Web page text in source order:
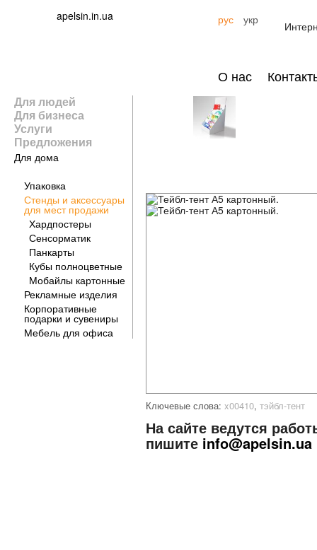
apelsin.in.ua рус укр
О нас
Для людей
Для бизнеса
Услуги
Предложения
Для дома
Упаковка
Стенды и аксессуары
для мест продажи
Хардпостеры
Сенсорматик
Панкарты
Кубы полноцветные
Мобайлы картонные
Рекламные изделия
Корпоративные
подарки и сувениры
Мебель для офиса
Ключевые слова: x00410, тэйбл-тент
На сайте ведутся
пишите info@apelsin.ua